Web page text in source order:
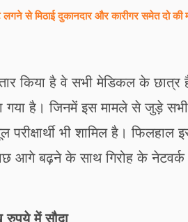
लगने से मिठाई दुकानदार और कारीगर समेत दो की
किया है वे सभी मेडिकल के
गया है। जिनमें इस मामले से जुड़े
परीक्षार्थी भी शामिल है।
आगे बढ़ने के साथ गिरोह के
में सौदा